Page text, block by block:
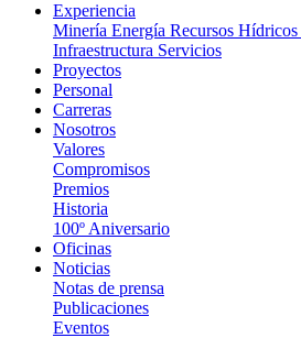
Experiencia
Minería Energía Recursos Hídricos
Infraestructura Servicios
Proyectos
Personal
Carreras
Nosotros
Valores
Compromisos
Premios
Historia
100º Aniversario
Oficinas
Noticias
Notas de prensa
Publicaciones
Eventos